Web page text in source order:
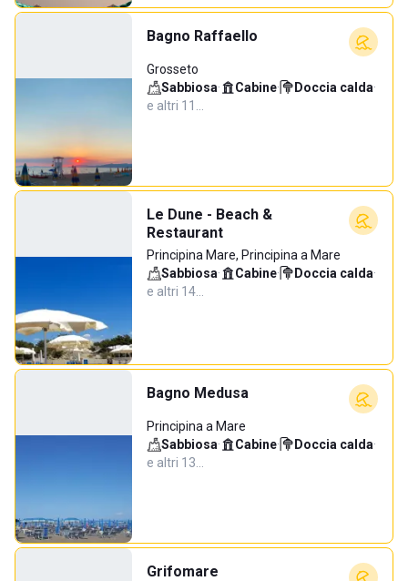
Bagno Raffaello
Grosseto
Sabbiosa· Cabine· Doccia calda·
e altri 11…
Le Dune - Beach &
Restaurant
Principina Mare, Principina a Mare
Sabbiosa· Cabine· Doccia calda·
e altri 14…
Bagno Medusa
Principina a Mare
Sabbiosa· Cabine· Doccia calda·
e altri 13…
Grifomare